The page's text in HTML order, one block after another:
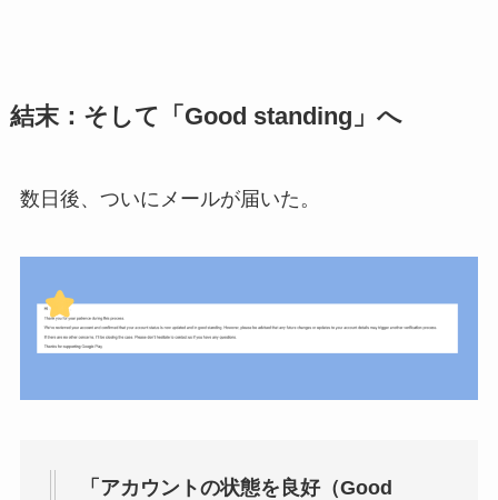
結末：そして「Good standing」へ
数日後、ついにメールが届いた。
「アカウントの状態を良好（Good